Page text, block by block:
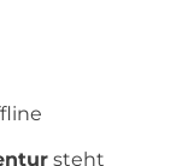
steht